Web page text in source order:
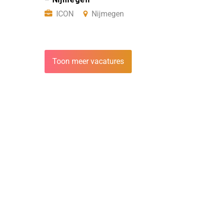
ICON
Nijmegen
Toon meer vacatures